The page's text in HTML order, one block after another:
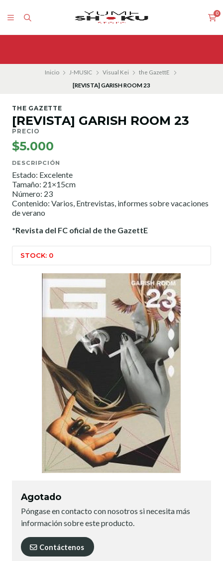
0
Inicio J-MUSIC Visual Kei
the GazettE
[REVISTA] GARISH ROOM 23
THE GAZETTE
[REVISTA] GARISH ROOM 23
PRECIO
$5.000
DESCRIPCIÓN
Estado: Excelente
Tamaño: 21×15cm
Número: 23
Contenido: Varios, Entrevistas, informes sobre vacaciones
de verano
*Revista del FC oficial de the GazettE
STOCK: 0
Agotado
Póngase en contacto con nosotros si necesita más
información sobre este producto.
Contáctenos